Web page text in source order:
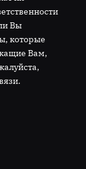
Вы
которые
Вам,